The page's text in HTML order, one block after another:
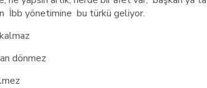
İbb yönetimine bu türkü geliyor.
dönmez